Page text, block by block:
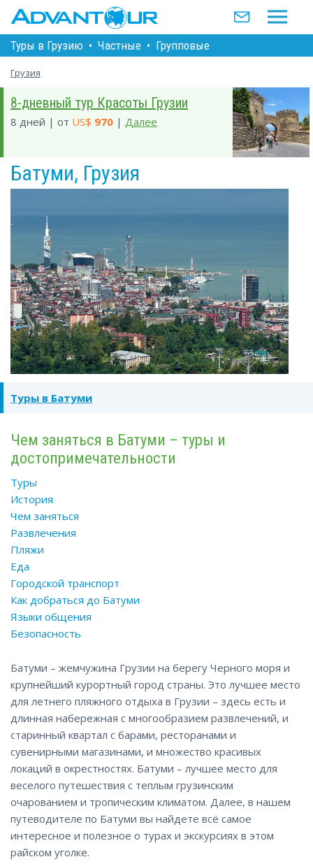
Туры в Грузию • Частные • Групповые
Грузия
8-дневный тур Красоты Грузии
8 дней | от US$ 970 | Далее
Батуми, Грузия
Туры в Батуми
Чем заняться в Батуми – туры и
достопримечательности
Туры
История
Чем заняться
Развлечения
Пляжи
Еда
Городской транспорт
Как добраться до Батуми
Языки общения
Безопасность
Батуми – жемчужина Грузии на берегу Черного моря и
крупнейший курортный город страны. Это лучшее место
для летнего пляжного отдыха в Грузии – здесь есть и
длинная набережная с многообразием развлечений, и
старинный квартал с барами, ресторанами и
сувенирными магазинами, и множество красивых
локаций в окрестностях. Батуми – лучшее место для
веселого путешествия с теплым грузинским
очарованием и тропическим климатом. Далее, в нашем
путеводителе по Батуми вы найдете всё самое
интересное и полезное о турах и экскурсиях в этом
райском уголке.